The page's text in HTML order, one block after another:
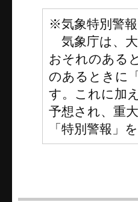
※気象特別警
気象庁は、
おそれのある
のあるときに
す。これに加
予想され、重
「特別警報」